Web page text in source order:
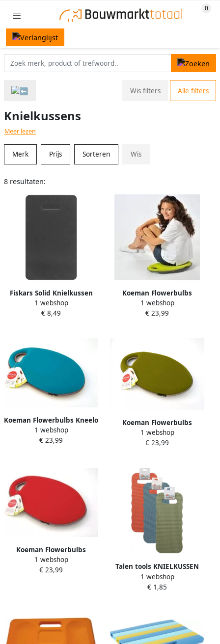
Wis filters Alle filters
Knielkussens
Meer lezen
Merk Prijs Sorteren Wis
8 resultaten:
Fiskars Solid Knielkussen
1062832
1 webshop
€ 8,49
Koeman Flowerbulbs
Kneeloknielkussen
Limoengroen Burgon en
1 webshop
€ 23,99
Koeman Flowerbulbs Kneelo
knielkussen Eucalyptus
Burgon en Ball
1 webshop
€ 23,99
Koeman Flowerbulbs
Kneeloknielkussen
Mosgroen Burgon en Ball
1 webshop
€ 23,99
Koeman Flowerbulbs
Kneeloknielkussen Rood
Burgon en Ball
1 webshop
€ 23,99
Talen tools KNIELKUSSEN
TK5
1 webshop
€ 1,85